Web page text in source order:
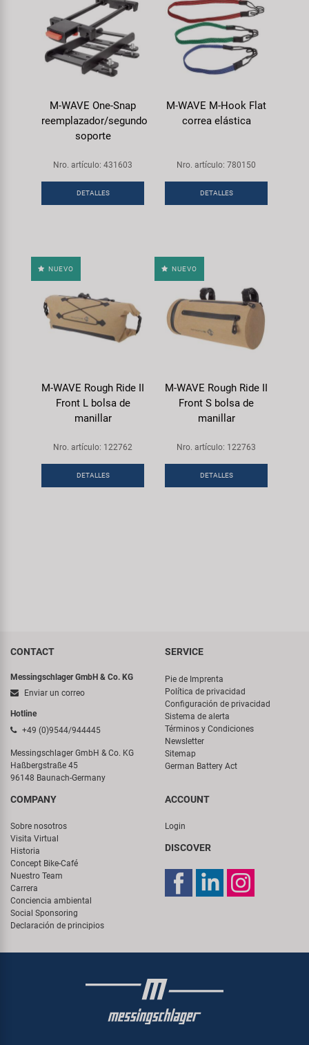
M-WAVE One-Snap
reemplazador/segundo
soporte
Nro. artículo: 431603
DETALLES
M-WAVE M-Hook Flat
correa elástica
Nro. artículo: 780150
DETALLES
NUEVO
M-WAVE Rough Ride II
Front L bolsa de
manillar
Nro. artículo: 122762
DETALLES
NUEVO
M-WAVE Rough Ride II
Front S bolsa de
manillar
Nro. artículo: 122763
DETALLES
CONTACT
Messingschlager GmbH & Co. KG
Enviar un correo
Hotline
+49 (0)9544/944445
Messingschlager GmbH & Co. KG
Haßbergstraße 45
96148 Baunach-Germany
SERVICE
Pie de Imprenta
Política de privacidad
Configuración de privacidad
Sistema de alerta
Términos y Condiciones
Newsletter
Sitemap
German Battery Act
COMPANY
Sobre nosotros
Visita Virtual
Historia
Concept Bike-Café
Nuestro Team
Carrera
Conciencia ambiental
Social Sponsoring
Declaración de principios
ACCOUNT
Login
DISCOVER